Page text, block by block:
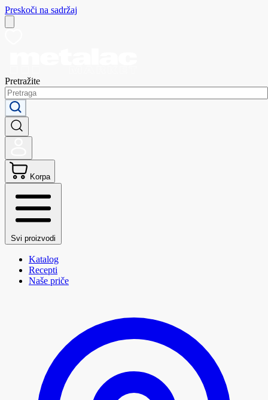
Preskoči na sadržaj
Pretražite
Korpa
Svi proizvodi
Katalog
Recepti
Naše priče